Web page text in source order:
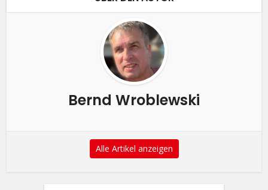
Bernd Wroblewski
Alle Artikel anzeigen